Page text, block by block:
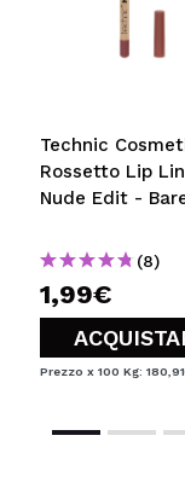
Technic
Rossetto Lip
Nude Edit -
(8)
1,99€
Prezzo x 100 Kg: